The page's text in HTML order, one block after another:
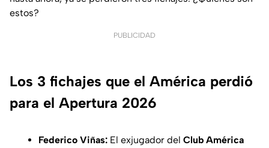
estos?
PUBLICIDAD
Los 3 fichajes que el América perdió
para el Apertura 2026
Federico Viñas: El exjugador del Club América